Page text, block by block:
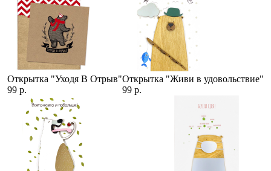
Открытка "Уходя В Отрыв"
99 р.
Открытка "Живи в удовольствие"
99 р.